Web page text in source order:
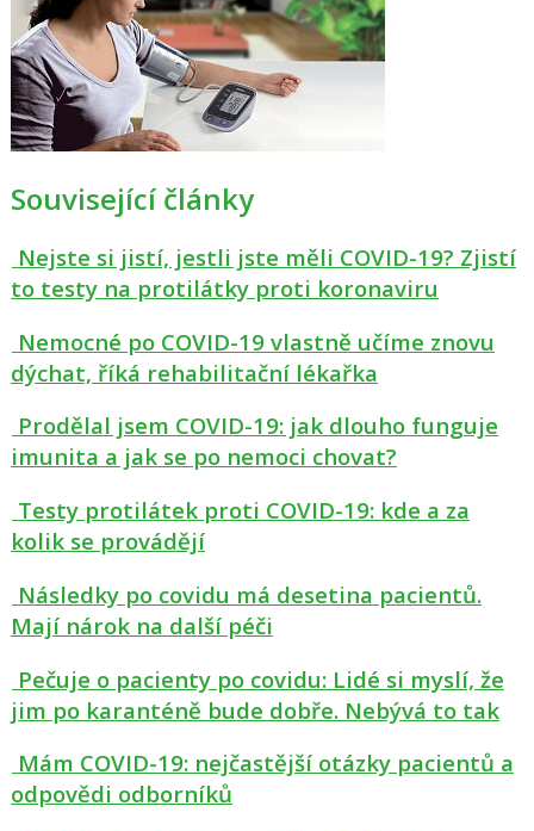
Související články
Nejste si jistí, jestli jste měli COVID-19? Zjistí
to testy na protilátky proti koronaviru
Nemocné po COVID-19 vlastně učíme znovu
dýchat, říká rehabilitační lékařka
Prodělal jsem COVID-19: jak dlouho funguje
imunita a jak se po nemoci chovat?
Testy protilátek proti COVID-19: kde a za
kolik se provádějí
Následky po covidu má desetina pacientů.
Mají nárok na další péči
Pečuje o pacienty po covidu: Lidé si myslí, že
jim po karanténě bude dobře. Nebývá to tak
Mám COVID-19: nejčastější otázky pacientů a
odpovědi odborníků